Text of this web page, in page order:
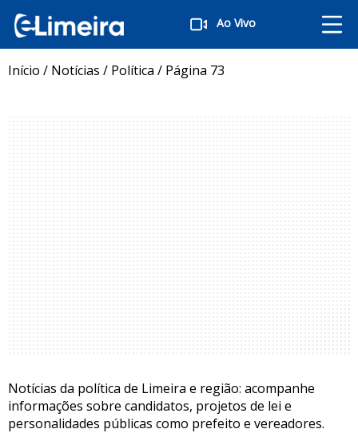
Ao Vivo
Início / Notícias / Política / Página 73
Notícias da política de Limeira e região: acompanhe
informações sobre candidatos, projetos de lei e
personalidades públicas como prefeito e vereadores.